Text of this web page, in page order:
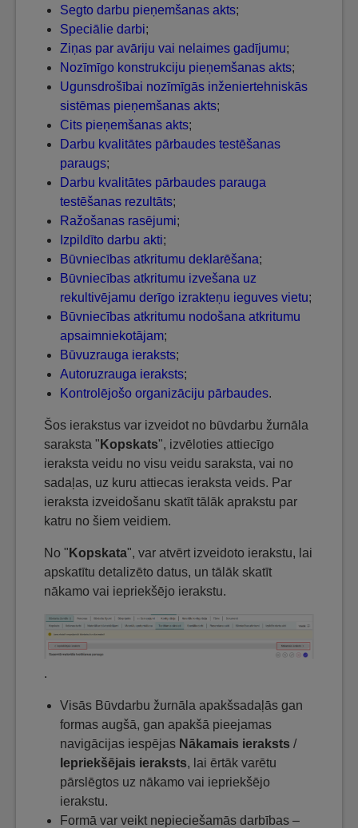
Segto darbu pieņemšanas akts;
Speciālie darbi;
Ziņas par avāriju vai nelaimes gadījumu;
Nozīmīgo konstrukciju pieņemšanas akts;
Ugunsdrošībai nozīmīgās inženiertehniskās
sistēmas pieņemšanas akts;
Cits pieņemšanas akts;
Darbu kvalitātes pārbaudes testēšanas
paraugs;
Darbu kvalitātes pārbaudes parauga
testēšanas rezultāts;
Ražošanas rasējumi;
Izpildīto darbu akti;
Būvniecības atkritumu deklarēšana;
Būvniecības atkritumu izvešana uz
rekultivējamu derīgo izrakteņu ieguves vietu;
Būvniecības atkritumu nodošana atkritumu
apsaimniekotājam;
Būvuzrauga ieraksts;
Autoruzrauga ieraksts;
Kontrolējošo organizāciju pārbaudes.
Šos ierakstus var izveidot no būvdarbu žurnāla
saraksta " Kopskats", izvēloties attiecīgo
ieraksta veidu no visu veidu saraksta, vai no
sadaļas, uz kuru attiecas ieraksta veids. Par
ieraksta izveidošanu skatīt tālāk aprakstu par
katru no šiem veidiem.
No " Kopskata", var atvērt izveidoto ierakstu, lai
apskatītu detalizēto datus, un tālāk skatīt
nākamo vai iepriekšējo ierakstu.
.
Visās Būvdarbu žurnāla apakšsadaļās gan
formas augšā, gan apakšā pieejamas
navigācijas iespējas Nākamais ieraksts /
Iepriekšējais ieraksts, lai ērtāk varētu
pārslēgtos uz nākamo vai iepriekšējo
ierakstu.
Formā var veikt nepieciešamās darbības –